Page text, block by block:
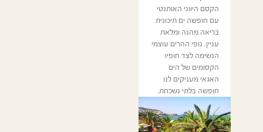
הקסם היווני האותנטי
עם חופשה ים תיכונית
בריאה מהנה ומלאת
עניין. נופי ההרים עוצמי
הנשימה לצד חופיו
הקסומים של הים
האגאי מעניקים לנו
חופשה בלתי נשכחת.
כותב המאמר: